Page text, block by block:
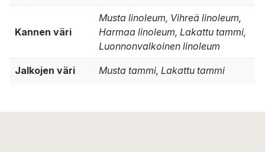
Kannen väri
Musta linoleum, Vihreä linoleum,
Harmaa linoleum, Lakattu tammi,
Luonnonvalkoinen linoleum
Jalkojen väri Musta tammi, Lakattu tammi